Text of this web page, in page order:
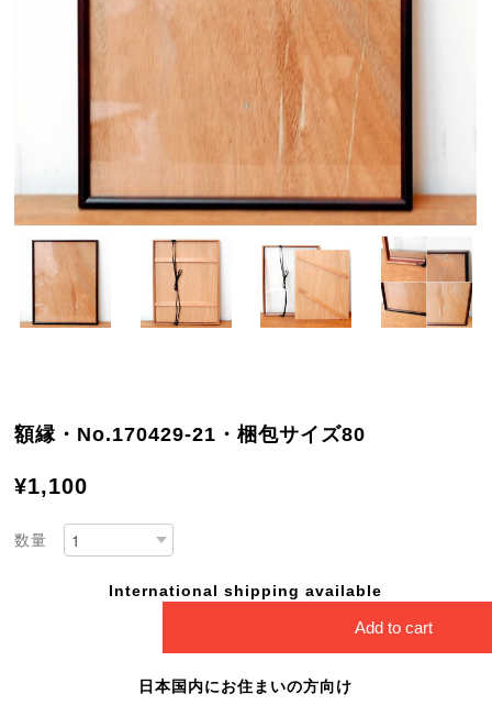
額縁・No.170429-21・梱包サイズ80
¥1,100
数量
International shipping available
Add to cart
日本国内にお住まいの方向け